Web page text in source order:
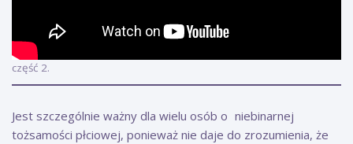
część 2.
Jest szczególnie ważny dla wielu osób o niebinarnej
tożsamości płciowej, ponieważ nie daje do zrozumienia, że